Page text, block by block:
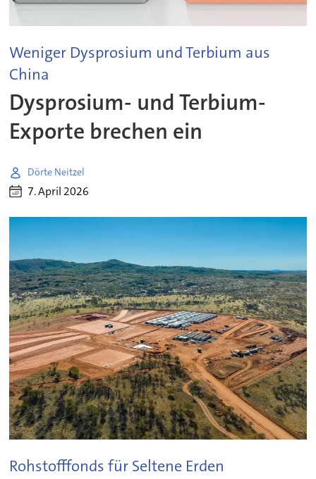
Weniger Dysprosium und Terbium aus
China
Dysprosium- und Terbium-
Exporte brechen ein
Dörte Neitzel
7. April 2026
Rohstofffonds für Seltene Erden